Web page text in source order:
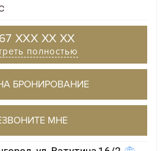
XXX XX XX
полностью
БРОНИРОВАНИЕ
МНЕ